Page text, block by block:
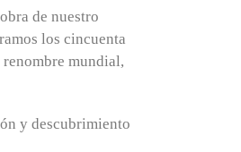
de nuestro
los cincuenta
mundial,
y descubrimiento